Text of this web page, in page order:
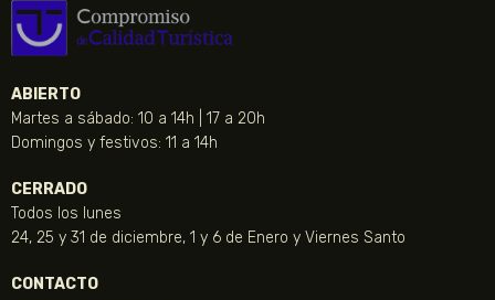
ABIERTO
Martes a sábado: 10 a 14h | 17 a 20h
Domingos y festivos: 11 a 14h
CERRADO
Todos los lunes
24, 25 y 31 de diciembre, 1 y 6 de Enero y Viernes Santo
CONTACTO